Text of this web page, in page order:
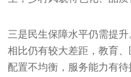
三是民生保障水平仍需提
相比仍有较大差距，教育
配置不均衡，服务能力有